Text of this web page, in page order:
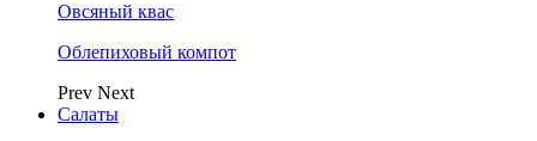
Овсяный квас
Облепиховый компот
Prev Next
Салаты